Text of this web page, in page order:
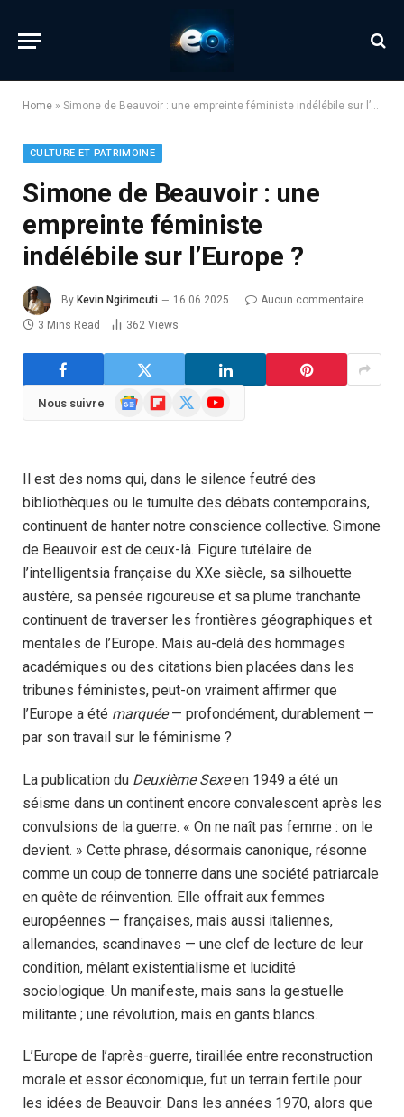
Home » Simone de Beauvoir : une empreinte féministe indélébile sur l’Europe ?
CULTURE ET PATRIMOINE
Simone de Beauvoir : une
empreinte féministe
indélébile sur l’Europe ?
By Kevin Ngirimcuti 16.06.2025
Aucun commentaire
3 Mins Read
362 Views
Nous suivre
GoogleFlipboard YouTube
Il est des noms qui, dans le silence feutré des
bibliothèques ou le tumulte des débats contemporains,
continuent de hanter notre conscience collective. Simone
de Beauvoir est de ceux-là. Figure tutélaire de
l’intelligentsia française du XXe siècle, sa silhouette
austère, sa pensée rigoureuse et sa plume tranchante
continuent de traverser les frontières géographiques et
mentales de l’Europe. Mais au-delà des hommages
académiques ou des citations bien placées dans les
tribunes féministes, peut-on vraiment affirmer que
l’Europe a été marquée— profondément, durablement —
par son travail sur le féminisme ?
La publication du Deuxième Sexeen 1949 a été un
séisme dans un continent encore convalescent après les
convulsions de la guerre. « On ne naît pas femme : on le
devient. » Cette phrase, désormais canonique, résonne
comme un coup de tonnerre dans une société patriarcale
en quête de réinvention. Elle offrait aux femmes
européennes — françaises, mais aussi italiennes,
allemandes, scandinaves — une clef de lecture de leur
condition, mêlant existentialisme et lucidité
sociologique. Un manifeste, mais sans la gestuelle
militante ; une révolution, mais en gants blancs.
L’Europe de l’après-guerre, tiraillée entre reconstruction
morale et essor économique, fut un terrain fertile pour
les idées de Beauvoir. Dans les années 1970, alors que